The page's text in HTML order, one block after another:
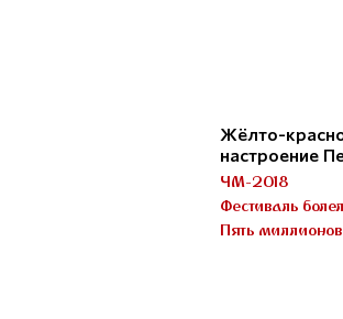
Жёлто-
настроение
ЧМ-2018
Фестиваль
Пять